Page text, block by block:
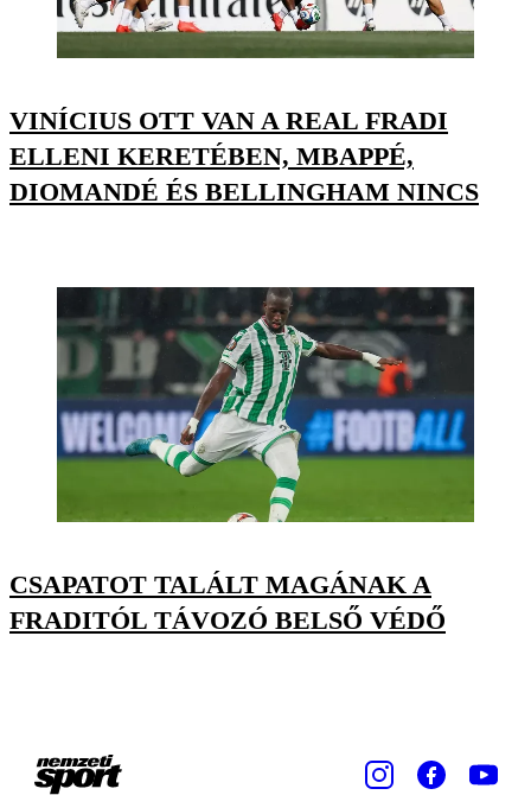
VINÍCIUS OTT VAN A REAL FRADI
ELLENI KERETÉBEN, MBAPPÉ,
DIOMANDÉ ÉS BELLINGHAM NINCS
CSAPATOT TALÁLT MAGÁNAK A
FRADITÓL TÁVOZÓ BELSŐ VÉDŐ